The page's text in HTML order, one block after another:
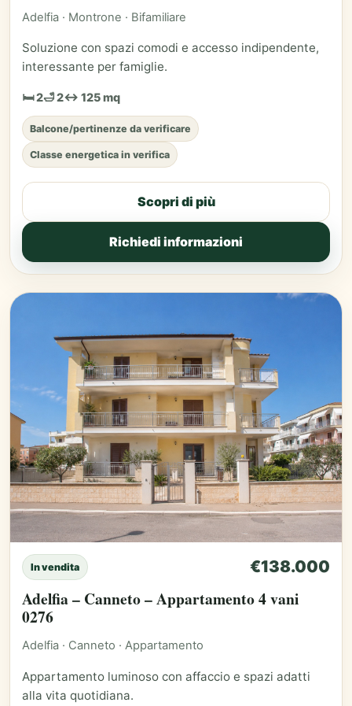
Adelfia · Montrone · Bifamiliare
Soluzione con spazi comodi e accesso indipendente,
interessante per famiglie.
🛏 2🛁 2↔ 125 mq
Balcone/pertinenze da verificare
Classe energetica in verifica
Scopri di più
Richiedi informazioni
In vendita €138.000
Adelfia – Canneto – Appartamento 4 vani
0276
Adelfia · Canneto · Appartamento
Appartamento luminoso con affaccio e spazi adatti
alla vita quotidiana.